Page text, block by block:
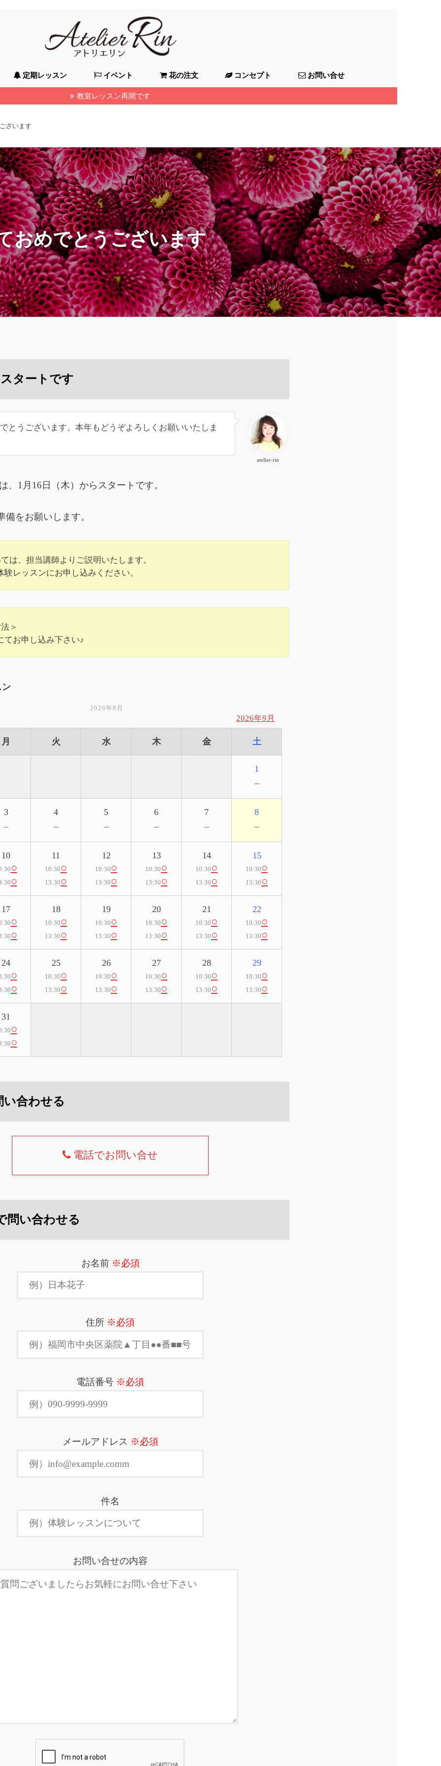
定期レッスン
定期レッスンの予約
イベント
老人ホームで
企業で
花の注文 コンセプト お問い合せ
教室レッスン再開です
ざいます
おめでとうございます
タートです
atelier-rin
とうございます。本年もどうぞよろしくお願いいたしま
、1月16日（木）からスタートです。
備をお願いします。
は、担当講師よりご説明いたします。
験レッスンにお申し込みください。
＞
てお申し込み下さい♪
2026年8月
2026年9月
月 火 水 木 金 土
1
－
3
－
4
－
5
－
6
－
7
－
8
－
10
○
○
11
10:30○
13:30○
12
10:30○
13:30○
13
10:30○
13:30○
14
10:30○
13:30○
15
10:30○
13:30○
17
○
○
18
10:30○
13:30○
19
10:30○
13:30○
20
10:30○
13:30○
21
10:30○
13:30○
22
10:30○
13:30○
24
○
○
25
10:30○
13:30○
26
10:30○
13:30○
27
10:30○
13:30○
28
10:30○
13:30○
29
10:30○
13:30○
31
○
○
合わせる
電話でお問い合せ
問い合わせる
お名前 ※必須
住所 ※必須
電話番号 ※必須
メールアドレス ※必須
件名
お問い合せの内容